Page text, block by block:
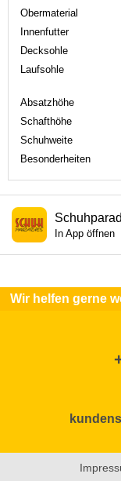
Obermaterial
Innenfutter
Decksohle
Laufsohle
Absatzhöhe
Schafthöhe
Schuhweite
Besonderheiten
In App öffnen
Wir helfen gerne